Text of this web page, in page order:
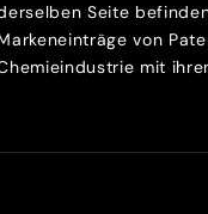
Seite
von
mit